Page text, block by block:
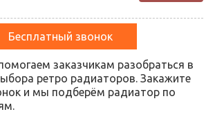
Бесплатный звонок
заказчикам разобраться в
ретро радиаторов. Закажите
и мы подберём радиатор по